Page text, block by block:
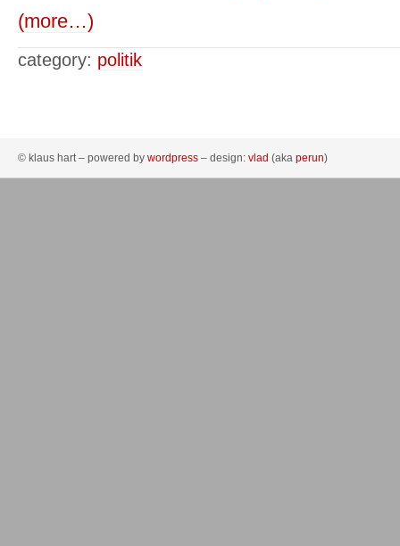
(more…)
category: politik
© klaus hart – powered by wordpress – design: vlad (aka perun)